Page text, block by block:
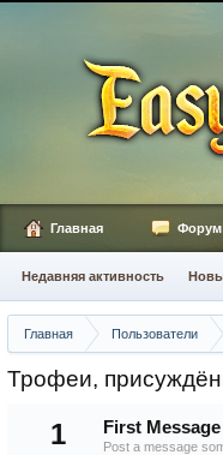
Главная Пользователи
Трофеи,
1 First Message
Post a message
Главная Форум
Недавняя активность